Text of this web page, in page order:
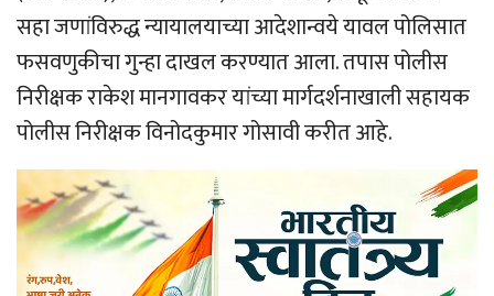
सहा जणांविरुद्ध न्यायालयाच्या आदेशान्वये यावल पोलिसात
फसवणुकीचा गुन्हा दाखल करण्यात आला. तपास पोलीस
निरीक्षक राकेश मानगावकर यांच्या मार्गदर्शनाखाली सहायक
पोलीस निरीक्षक विनोदकुमार गोसावी करीत आहे.